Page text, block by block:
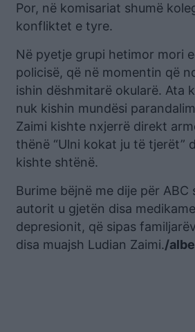
Por, në komisariat shumë
konfliktet e tyre.
Në pyetje grupi hetimor mori
policisë, që në momentin që
ishin dëshmitarë okularë. Ata
nuk kishin mundësi
Zaimi kishte nxjerrë direkt
thënë “Ulni kokat ju të tjerët”
kishte shtënë.
Burime bëjnë me dije për ABC
autorit u gjetën disa
depresionit, që sipas
disa muajsh Ludian Zaimi./